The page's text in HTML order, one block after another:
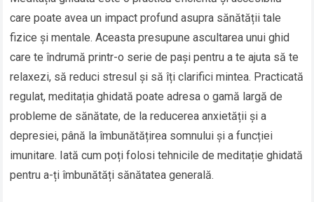
care poate avea un impact profund asupra sănătății tale
fizice și mentale. Aceasta presupune ascultarea unui ghid
care te îndrumă printr-o serie de pași pentru a te ajuta să te
relaxezi, să reduci stresul și să îți clarifici mintea. Practicată
regulat, meditația ghidată poate adresa o gamă largă de
probleme de sănătate, de la reducerea anxietății și a
depresiei, până la îmbunătățirea somnului și a funcției
imunitare. Iată cum poți folosi tehnicile de meditație ghidată
pentru a-ți îmbunătăți sănătatea generală.